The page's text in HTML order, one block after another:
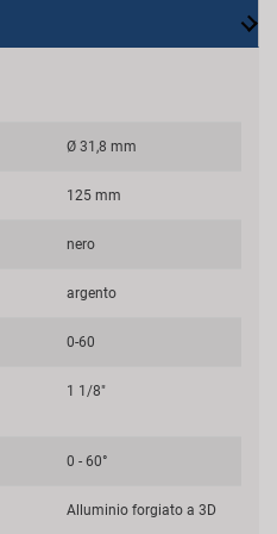
Ø 31,8 mm
125 mm
nero
argento
0-60
1 1/8"
0 - 60°
Alluminio forgiato a 3D